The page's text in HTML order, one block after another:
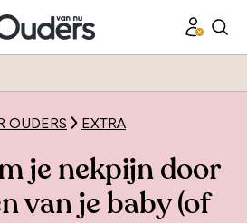
OUDERS EXTRA
je nekpijn door
van je baby (of